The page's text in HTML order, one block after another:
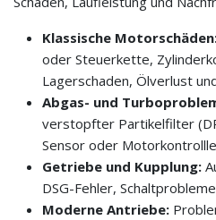
Klassische
oder Steuerkette,
Lagerschaden, Ölverlust
Abgas- und
verstopfter Partikelfilter
Sensor oder
Getriebe und Kupplung:
DSG-Fehler,
Moderne Antriebe: